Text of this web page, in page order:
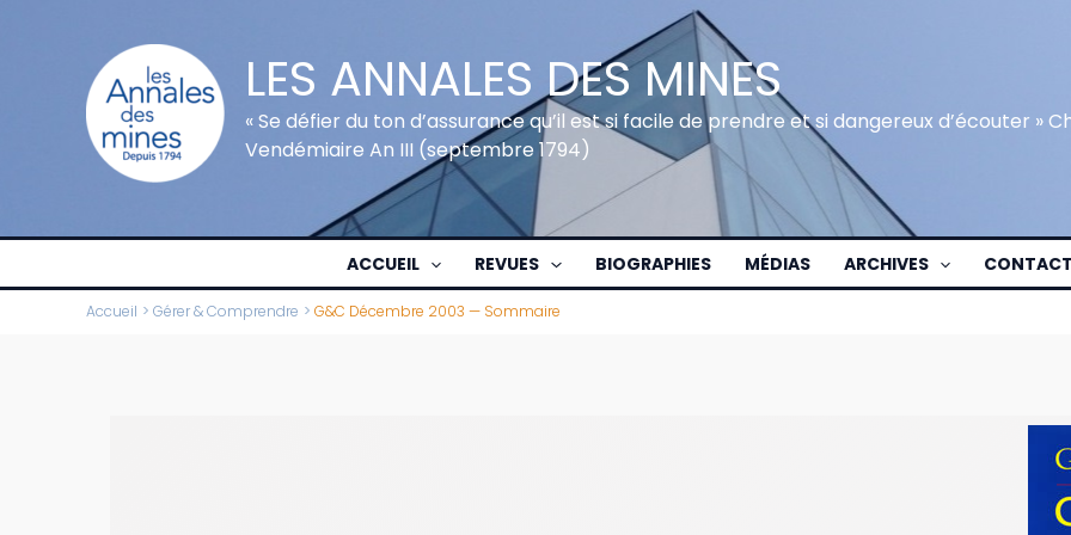
LES ANNALES DES MINES
« Se défier du ton d’assurance qu’il est si facile de prendre et si dangereux d’écouter »
Vendémiaire An III (septembre 1794)
ACCUEIL REVUES BIOGRAPHIES MÉDIAS ARCHIVES CONTACT
Accueil Gérer & Comprendre G&C Décembre 2003 — Sommaire